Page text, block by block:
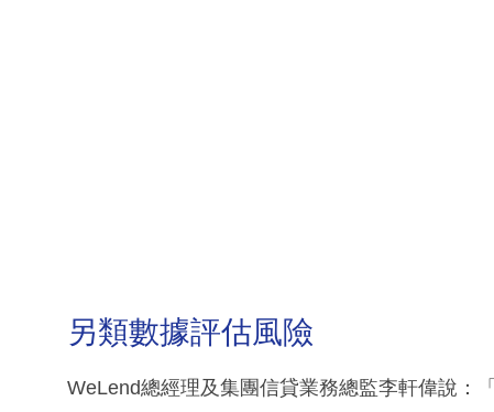
另類數據評估風險
WeLend總經理及集團信貸業務總監李軒偉說：